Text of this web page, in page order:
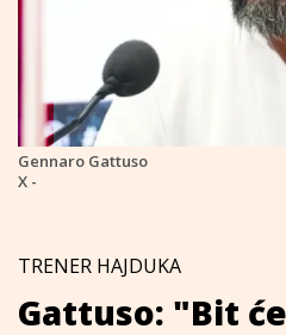
Gennaro Gattuso
X -
TRENER HAJDUKA
Gattuso: "Bit